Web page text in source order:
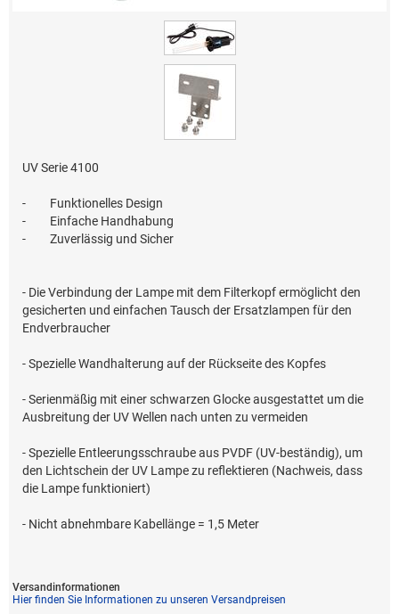
UV Serie 4100
-
Funktionelles Design
-
Einfache Handhabung
-
Zuverlässig und Sicher
- Die Verbindung der Lampe mit dem Filterkopf ermöglicht den
gesicherten und einfachen Tausch der Ersatzlampen für den
Endverbraucher
- Spezielle Wandhalterung auf der Rückseite des Kopfes
- Serienmäßig mit einer schwarzen Glocke ausgestattet um die
Ausbreitung der UV Wellen nach unten zu vermeiden
- Spezielle Entleerungsschraube aus PVDF (UV-beständig), um
den Lichtschein der UV Lampe zu reflektieren (Nachweis, dass
die Lampe funktioniert)
- Nicht abnehmbare Kabellänge = 1,5 Meter
Versandinformationen
Hier finden Sie Informationen zu unseren Versandpreisen